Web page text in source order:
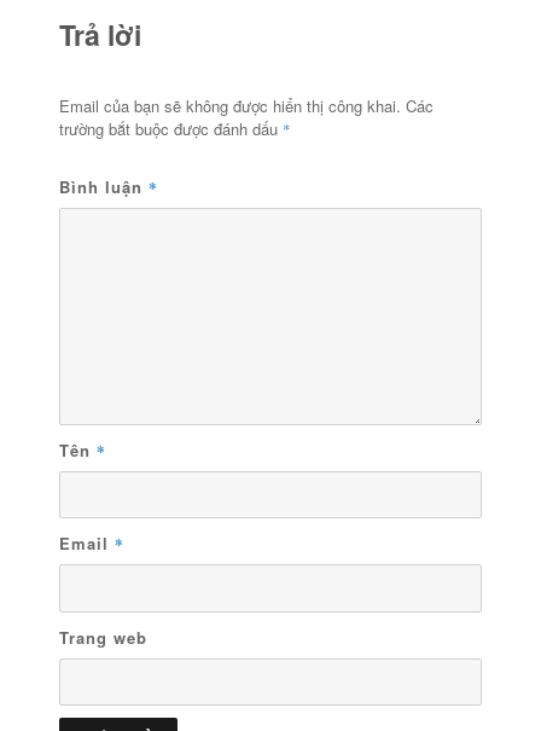
Trả lời
Email của bạn sẽ không được hiển thị công khai. Các
trường bắt buộc được đánh dấu *
Bình luận *
Tên *
Email *
Trang web